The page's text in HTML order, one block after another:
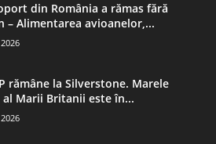
din România a rămas fără
– Alimentarea avioanelor,...
rămâne la Silverstone. Marele
al Marii Britanii este în...